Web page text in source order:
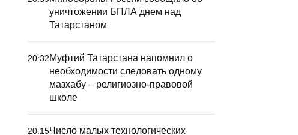
уничтожении БПЛА днем над
Татарстаном
20:32Муфтий Татарстана напомнил о
необходимости следовать одному
мазхабу – религиозно-правовой
школе
20:15Число малых технологических